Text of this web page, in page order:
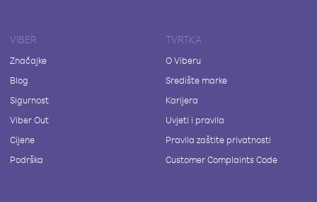
VIBER
Značajke
Blog
Sigurnost
Viber Out
Cijene
Podrška
TVRTKA
O Viberu
Središte marke
Karijera
Uvjeti i pravila
Pravila zaštite privatnosti
Customer Complaints Code